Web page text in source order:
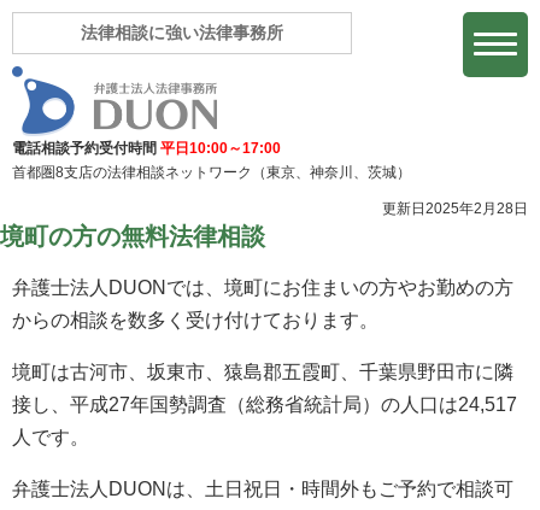
法律相談に強い法律事務所
電話相談予約受付時間 平日10:00～17:00
首都圏8支店の法律相談ネットワーク
（東京、神奈川、茨城）
更新日2025年2月28日
境町の方の無料法律相談
弁護士法人DUONでは、境町にお住まいの方やお勤めの方
からの相談を数多く受け付けております。
境町は古河市、坂東市、猿島郡五霞町、千葉県野田市に隣
接し、平成27年国勢調査（総務省統計局）の人口は24,517
人です。
弁護士法人DUONは、土日祝日・時間外もご予約で相談可